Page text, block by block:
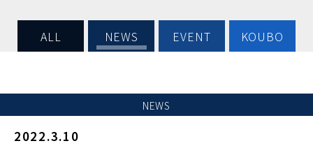
ALL NEWS EVENT KOUBO
NEWS
2022.3.10